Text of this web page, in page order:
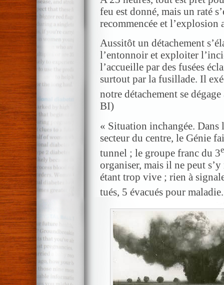
feu est donné, mais un raté
recommencée et l’explosion
Aussitôt un détachement
l’entonnoir et exploiter
l’accueille par des fusées
surtout par la fusillade. Il
notre détachement se
BI)
« Situation inchangée.
secteur du centre, le Génie
tunnel ; le groupe franc du 3e
organiser, mais il ne peut
étant trop vive ; rien à
tués, 5 évacués pour